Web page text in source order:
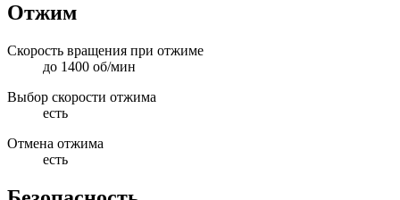
Отжим
Скорость вращения при отжиме
до 1400 об/мин
Выбор скорости отжима
есть
Отмена отжима
есть